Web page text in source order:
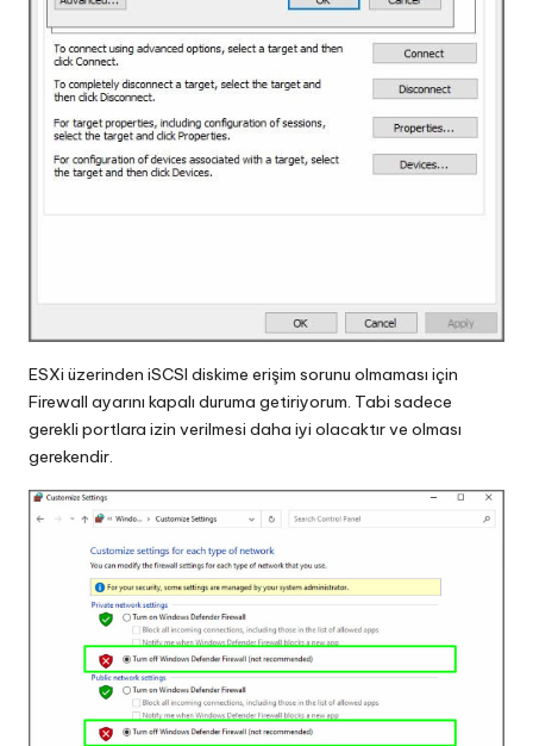
ESXi üzerinden iSCSI diskime erişim sorunu olmaması için
Firewall ayarını kapalı duruma getiriyorum. Tabi sadece
gerekli portlara izin verilmesi daha iyi olacaktır ve olması
gerekendir.